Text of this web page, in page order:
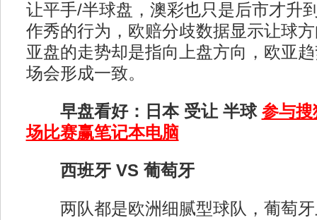
让平手/半球盘，澳彩也只是后市才升
作秀的行为，欧赔分歧数据显示让球
亚盘的走势却是指向上盘方向，欧亚
场会形成一致。
早盘看好：日本 受让 半球 参与搜
场比赛赢笔记本电脑
西班牙 VS 葡萄牙
两队都是欧洲细腻型球队，葡萄牙